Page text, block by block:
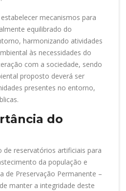
mecanismos para
equilibrado do
harmonizando atividades
às necessidades do
com a sociedade, sendo
proposto deverá ser
presentes no entorno,
do
de reservatórios artificiais para
da população e
de Preservação Permanente –
manter a integridade deste